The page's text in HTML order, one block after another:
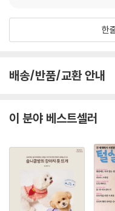
한
배송/반품/교환 안내
이 분야 베스트셀러